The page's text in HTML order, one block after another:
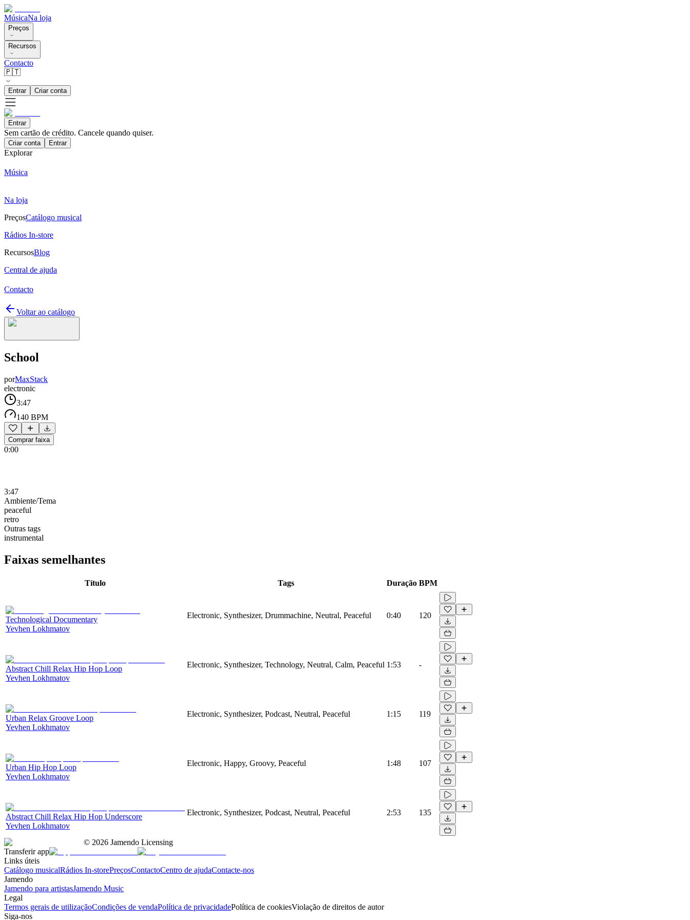
MúsicaNa loja
Preços
Recursos
Contacto
🇵🇹
Entrar Criar conta
Entrar
Sem cartão de crédito. Cancele quando quiser.
Criar conta Entrar
Explorar
Música
Na loja
PreçosCatálogo musical
Rádios In-store
RecursosBlog
Central de ajuda
Contacto
Voltar ao catálogo
School
porMaxStack
electronic
3:47
140 BPM
Comprar faixa
0:00
3:47
Ambiente/Tema
peaceful
retro
Outras tags
instrumental
Faixas semelhantes
Título Tags Duração BPM
Technological Documentary
Yevhen Lokhmatov
Electronic, Synthesizer, Drummachine, Neutral, Peaceful 0:40 120
Abstract Chill Relax Hip Hop Loop
Yevhen Lokhmatov
Electronic, Synthesizer, Technology, Neutral, Calm, Peaceful 1:53 -
Urban Relax Groove Loop
Yevhen Lokhmatov
Electronic, Synthesizer, Podcast, Neutral, Peaceful 1:15 119
Urban Hip Hop Loop
Yevhen Lokhmatov
Electronic, Happy, Groovy, Peaceful 1:48 107
Abstract Chill Relax Hip Hop Underscore
Yevhen Lokhmatov
Electronic, Synthesizer, Podcast, Neutral, Peaceful 2:53 135
© 2026 Jamendo Licensing
Transferir app
Links úteis
Catálogo musicalRádios In-storePreçosContactoCentro de ajudaContacte-nos
Jamendo
Jamendo para artistasJamendo Music
Legal
Termos gerais de utilizaçãoCondições de vendaPolítica de privacidadePolítica de cookiesViolação de direitos de autor
Siga-nos